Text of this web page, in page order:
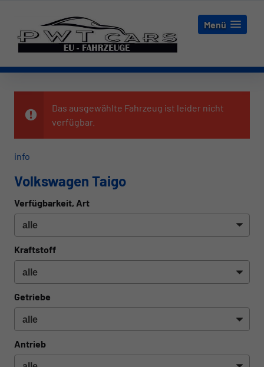
Menü
Das ausgewählte Fahrzeug ist leider nicht
verfügbar.
info
Volkswagen Taigo
Verfügbarkeit, Art
Kraftstoff
Getriebe
Antrieb